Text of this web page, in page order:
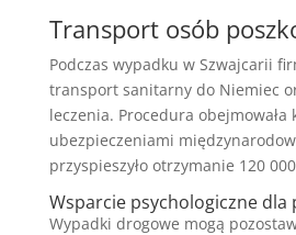
Transport osób
Podczas wypadku w Szwajcarii
transport sanitarny do Niemiec
leczenia. Procedura obejmowała
ubezpieczeniami
przyspieszyło otrzymanie 120
Wsparcie psychologiczne dla
Wypadki drogowe mogą